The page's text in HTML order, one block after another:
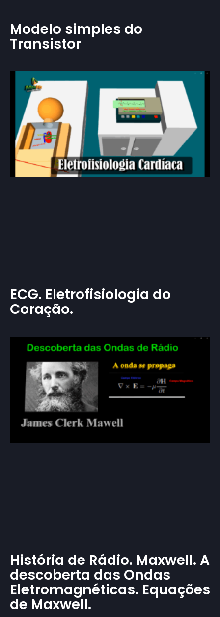
Modelo simples do
Transistor
ECG. Eletrofisiologia do
Coração.
História de Rádio. Maxwell. A
descoberta das Ondas
Eletromagnéticas. Equações
de Maxwell.